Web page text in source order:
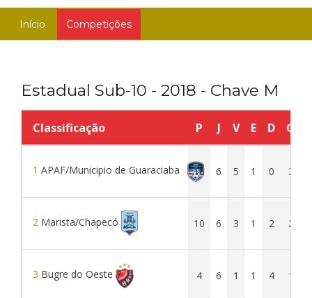
Início Competições
Estadual Sub-10 - 2018 - Chave M
Classificação P J V E D GP
1 APAF/Municipio de Guaraciaba 16 6 5 1 0 30
2 Marista/Chapecó 10 6 3 1 2 25
3 Bugre do Oeste 4 6 1 1 4 13